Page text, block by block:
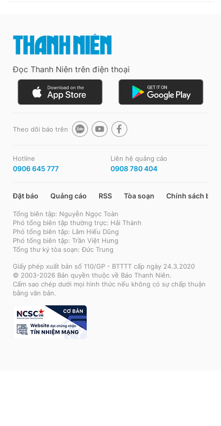
Đọc Thanh Niên trên điện thoại
Theo dõi báo trên
Hotline
0906 645 777
Liên hệ quảng cáo
0908 780 404
Đặt báo Quảng cáo RSS Tòa soạn Chính sách bảo
Tổng biên tập: Nguyễn Ngọc Toàn
Phó tổng biên tập thường trực: Hải Thành
Phó tổng biên tập: Lâm Hiếu Dũng
Phó tổng biên tập: Trần Việt Hưng
Tổng thư ký tòa soạn: Đức Trung
Giấy phép xuất bản số 110/GP - BTTTT cấp ngày 24.3.2020
© 2003-2026 Bản quyền thuộc về Báo Thanh Niên.
Cấm sao chép dưới mọi hình thức nếu không có sự chấp thuận
bằng văn bản.